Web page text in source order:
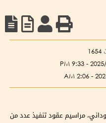
1654
2025/09/
2026/
مراسيم عقود تنفيذ عدد من